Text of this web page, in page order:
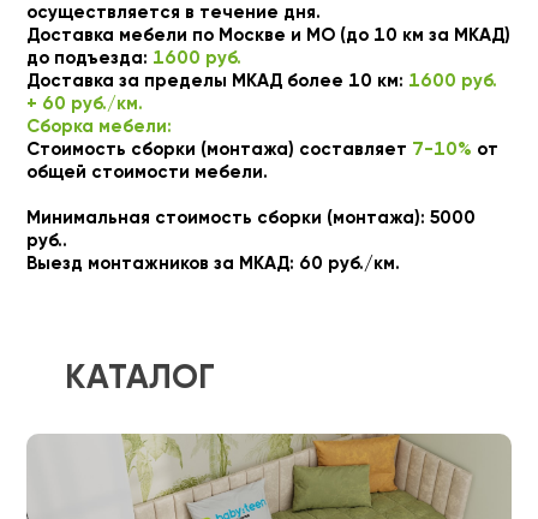
осуществляется в течение дня.
Доставка мебели по Москве и МО (до 10 км за МКАД)
до подъезда: 1600 руб.
Доставка за пределы МКАД более 10 км: 1600 руб.
+ 60 руб./км.
Сборка мебели:
Стоимость сборки (монтажа) составляет 7-10% от
общей стоимости мебели.
Минимальная стоимость сборки (монтажа): 5000
руб..
Выезд монтажников за МКАД: 60 руб./км.
КАТАЛОГ